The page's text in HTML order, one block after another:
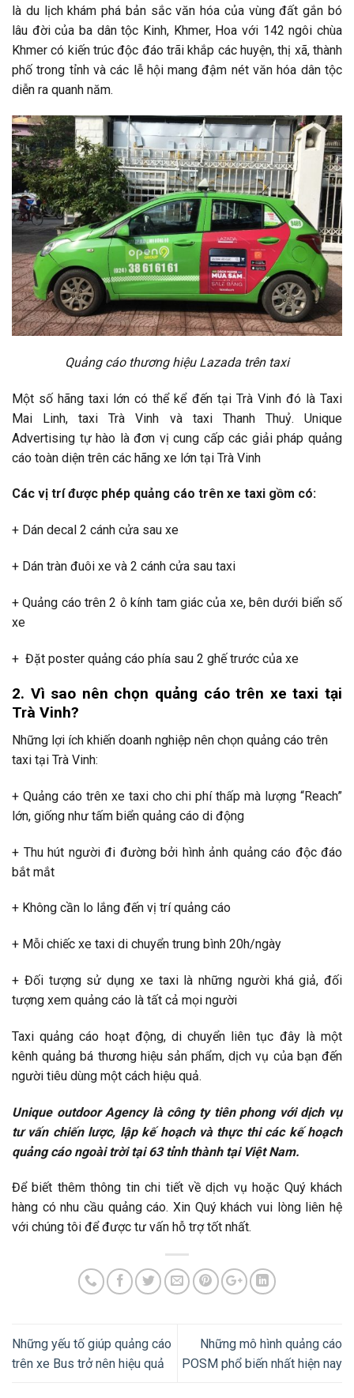
là du lịch khám phá bản sắc văn hóa của vùng đất gắn bó
lâu đời của ba dân tộc Kinh, Khmer, Hoa với 142 ngôi chùa
Khmer có kiến trúc độc đáo trãi khắp các huyện, thị xã, thành
phố trong tỉnh và các lễ hội mang đậm nét văn hóa dân tộc
diễn ra quanh năm.
Quảng cáo thương hiệu Lazada trên taxi
Một số hãng taxi lớn có thể kể đến tại Trà Vinh đó là Taxi
Mai Linh, taxi Trà Vinh và taxi Thanh Thuỷ. Unique
Advertising tự hào là đơn vị cung cấp các giải pháp quảng
cáo toàn diện trên các hãng xe lớn tại Trà Vinh
Các vị trí được phép quảng cáo trên xe taxi gồm có:
+ Dán decal 2 cánh cửa sau xe
+ Dán tràn đuôi xe và 2 cánh cửa sau taxi
+ Quảng cáo trên 2 ô kính tam giác của xe, bên dưới biển số
xe
+ Đặt poster quảng cáo phía sau 2 ghế trước của xe
2. Vì sao nên chọn quảng cáo trên xe taxi tại
Trà Vinh?
Những lợi ích khiến doanh nghiệp nên chọn quảng cáo trên
taxi tại Trà Vinh:
+ Quảng cáo trên xe taxi cho chi phí thấp mà lượng “Reach”
lớn, giống như tấm biển quảng cáo di động
+ Thu hút người đi đường bởi hình ảnh quảng cáo độc đáo
bắt mắt
+ Không cần lo lắng đến vị trí quảng cáo
+ Mỗi chiếc xe taxi di chuyển trung bình 20h/ngày
+ Đối tượng sử dụng xe taxi là những người khá giả, đối
tượng xem quảng cáo là tất cả mọi người
Taxi quảng cáo hoạt động, di chuyển liên tục đây là một
kênh quảng bá thương hiệu sản phẩm, dịch vụ của bạn đến
người tiêu dùng một cách hiệu quả.
Unique outdoor Agency là công ty tiên phong với dịch vụ
tư vấn chiến lược, lập kế hoạch và thực thi các kế hoạch
quảng cáo ngoài trời tại 63 tỉnh thành tại Việt Nam.
Để biết thêm thông tin chi tiết về dịch vụ hoặc Quý khách
hàng có nhu cầu quảng cáo. Xin Quý khách vui lòng liên hệ
với chúng tôi để được tư vấn hỗ trợ tốt nhất.
Những yếu tố giúp quảng cáo
trên xe Bus trở nên hiệu quả
Những mô hình quảng cáo
POSM phổ biến nhất hiện nay